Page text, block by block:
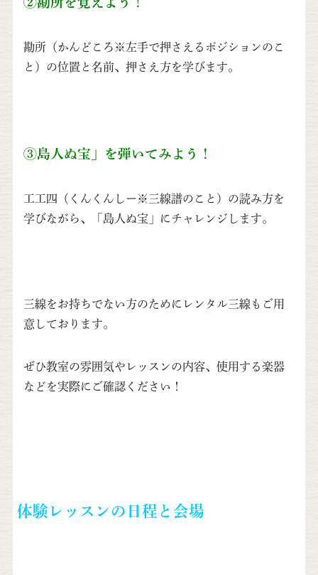
勘所（かんどころ※左手で押さえるポジションのこ
と）の位置と名前、押さえ方を学びます。
③島人ぬ宝」を弾いてみよう！
工工四（くんくんしー※三線譜のこと）の読み方を
学びながら、「島人ぬ宝」にチャレンジします。
三線をお持ちでない方のためにレンタル三線もご用
意しております。
ぜひ教室の雰囲気やレッスンの内容、使用する楽器
などを実際にご確認ください！
体験レッスンの日程と会場